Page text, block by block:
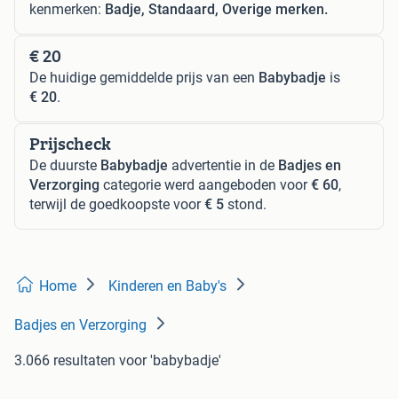
kenmerken: Badje, Standaard, Overige merken.
€ 20
De huidige gemiddelde prijs van een Babybadje is
€ 20.
Prijscheck
De duurste Babybadje advertentie in de Badjes en
Verzorging categorie werd aangeboden voor€ 60,
terwijl de goedkoopste voor€ 5 stond.
Home Kinderen en Baby's
Badjes en Verzorging
3.066 resultaten voor 'babybadje'